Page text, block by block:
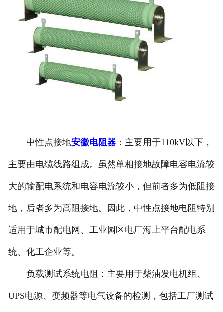
中性点接地安徽电阻器：主要用于110kV以下，
主要由电缆线路组成。虽然单相接地故障电容电流较
大的输配电系统和电容电流较小，但前者多为低阻接
地，后者多为高阻接地。因此，中性点接地电阻特别
适用于城市配电网、工业园区电厂海上平台配电系
统、化工企业等。
负载测试系统电阻：主要用于柴油发电机组、
UPS电源、变频器等电气设备的检测，包括工厂测试